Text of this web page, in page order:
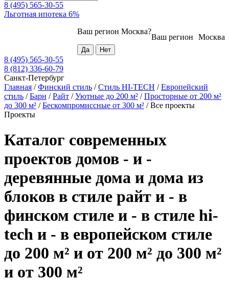
8 (495) 565-30-55
Льготная ипотека 6%
Москва
Ваш регион
Ваш регион Москва?
8 (495) 565-30-55
8 (812) 336-60-79
Санкт-Петербург
Главная /Финский стиль /Стиль HI-TECH /Европейский
стиль /Барн /Райт /Уютные до 200 м² /Просторные от 200 м²
до 300 м² /Бескомпромиссные от 300 м² /Все проекты
Проекты
Каталог современных
проектов домов - и -
деревянные дома и дома из
блоков в стиле райт и - в
финском стиле и - в стиле hi-
tech и - в европейском стиле
до 200 м² и от 200 м² до 300 м²
и от 300 м²